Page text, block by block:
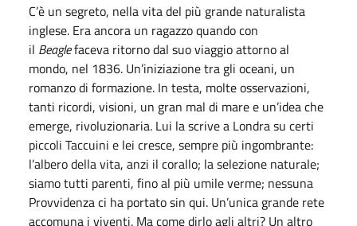
C’è un segreto, nella vita del più grande naturalista
inglese. Era ancora un ragazzo quando con
il Beaglefaceva ritorno dal suo viaggio attorno al
mondo, nel 1836. Un’iniziazione tra gli oceani, un
romanzo di formazione. In testa, molte osservazioni,
tanti ricordi, visioni, un gran mal di mare e un’idea che
emerge, rivoluzionaria. Lui la scrive a Londra su certi
piccoli Taccuini e lei cresce, sempre più ingombrante:
l’albero della vita, anzi il corallo; la selezione naturale;
siamo tutti parenti, fino al più umile verme; nessuna
Provvidenza ci ha portato sin qui. Un’unica grande rete
accomuna i viventi. Ma come dirlo agli altri? Un altro